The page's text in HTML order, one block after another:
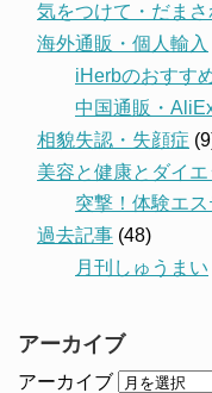
気をつけて・だま
海外通販・個人輸入
iHerbのおすす
中国通販・
相貌失認・失顔症
美容と健康とダイエ
突撃！体験エス
過去記事 (48)
月刊しゅうまい
アーカイブ
アーカイブ